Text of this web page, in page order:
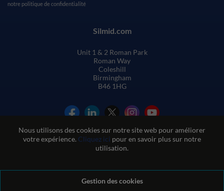
Nous utilisons des cookies sur notre site web pour améliorer
votre expérience. Cliquez ici pour en savoir plus sur notre
utilisation.
Gestion des cookies
notre politique de confidentialité
Silmid.com
Unit 1 & 2 Roman Park
Roman Way
Coleshill
Birmingham
B46 1HG
Conditions générales de vente
Conditions d'utilisation du site web